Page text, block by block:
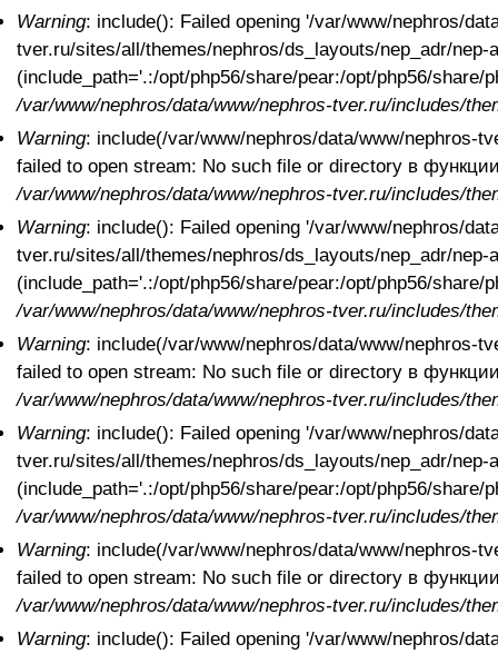
Warning: include(): Failed opening '/var/www/nephros/
tver.ru/sites/all/themes/nephros/ds_layouts/nep_adr/nep-
(include_path='.:/opt/php56/share/pear:/opt/php56/
/var/www/nephros/data/www/nephros-tver.ru/includes/
Warning: include(/var/www/nephros/data/www/nephros-
failed to open stream: No such file or directory в
/var/www/nephros/data/www/nephros-tver.ru/includes/
Warning: include(): Failed opening '/var/www/nephros/
tver.ru/sites/all/themes/nephros/ds_layouts/nep_adr/nep-
(include_path='.:/opt/php56/share/pear:/opt/php56/
/var/www/nephros/data/www/nephros-tver.ru/includes/
Warning: include(/var/www/nephros/data/www/nephros-
failed to open stream: No such file or directory в
/var/www/nephros/data/www/nephros-tver.ru/includes/
Warning: include(): Failed opening '/var/www/nephros/
tver.ru/sites/all/themes/nephros/ds_layouts/nep_adr/nep-
(include_path='.:/opt/php56/share/pear:/opt/php56/
/var/www/nephros/data/www/nephros-tver.ru/includes/
Warning: include(/var/www/nephros/data/www/nephros-
failed to open stream: No such file or directory в
/var/www/nephros/data/www/nephros-tver.ru/includes/
Warning: include(): Failed opening '/var/www/nephros/